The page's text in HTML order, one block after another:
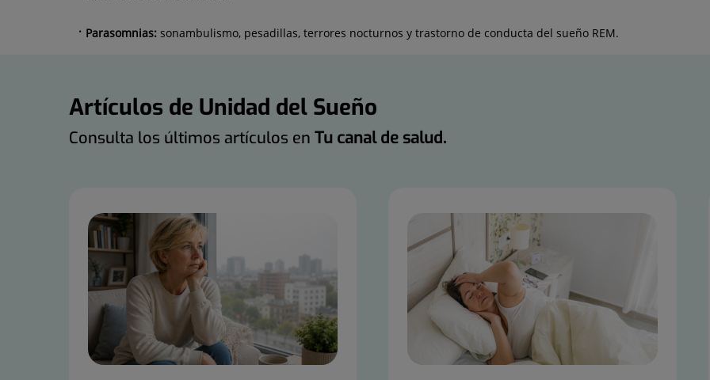
Parasomnias: sonambulismo, pesadillas, terrores nocturnos y trastorno de conducta del sueño REM.
Artículos de Unidad del Sueño
Consulta los últimos artículos en Tu canal de salud.